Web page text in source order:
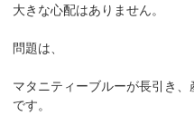
大きな心配はありません。
問題は、
マタニティーブルーが長引き
です。